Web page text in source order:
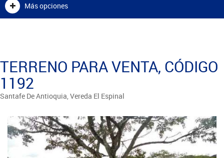
Más opciones
TERRENO PARA VENTA, CÓDIGO
1192
Santafe De Antioquia, Vereda El Espinal